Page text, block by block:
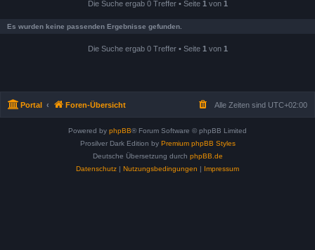
Die Suche ergab 0 Treffer • Seite 1 von 1
Es wurden keine passenden Ergebnisse gefunden.
Die Suche ergab 0 Treffer • Seite 1 von 1
Portal Foren-Übersicht Alle Zeiten sind UTC+02:00
Powered by phpBB® Forum Software © phpBB Limited
Prosilver Dark Edition by Premium phpBB Styles
Deutsche Übersetzung durch phpBB.de
Datenschutz | Nutzungsbedingungen | Impressum